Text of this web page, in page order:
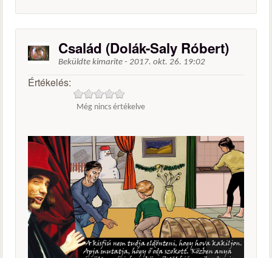
Család (Dolák-Saly Róbert)
Beküldte kimarite - 2017. okt. 26. 19:02
Értékelés:
Még nincs értékelve